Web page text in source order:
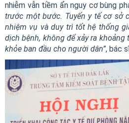
nhiễm vẫn tiềm ẩn nguy cơ bùng
trước một bước. Tuyến y tế cơ sở
nhiệm vụ và duy trì tốt hệ thống
dịch bệnh, không để xảy ra
khỏe ban đầu cho người dân”, bác